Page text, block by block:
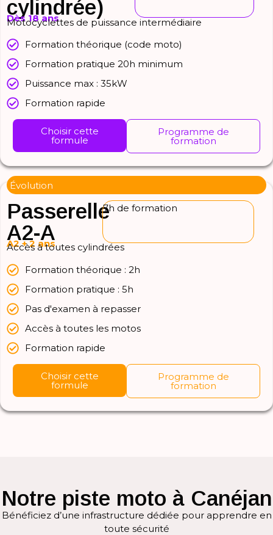
cylindrée)
Dès 18 ans
Motocyclettes de puissance intermédiaire
Formation théorique (code moto)
Formation pratique 20h minimum
Puissance max : 35kW
Formation rapide
Choisir cette
formule
Programme de
formation
Évolution
Passerelle
A2-A
7h de formation
A2 + 2 ans
Accès à toutes cylindrées
Formation théorique : 2h
Formation pratique : 5h
Pas d'examen à repasser
Accès à toutes les motos
Formation rapide
Choisir cette
formule
Programme de
formation
Notre piste moto à Canéjan
Bénéficiez d’une infrastructure dédiée pour apprendre en
toute sécurité